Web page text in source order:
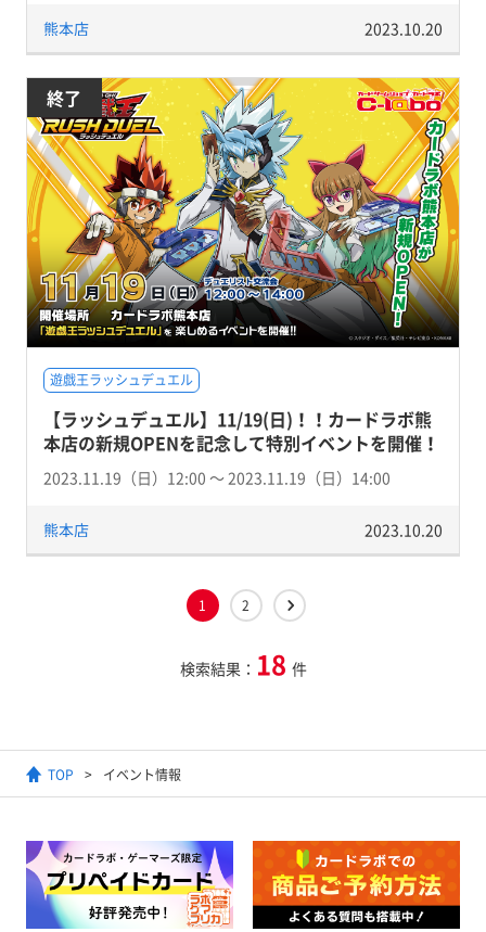
熊本店 2023.10.20
終了
遊戯王ラッシュデュエル
【ラッシュデュエル】11/19(日)！！カードラボ熊
本店の新規OPENを記念して特別イベントを開催！
2023.11.19（日）12:00 〜 2023.11.19（日）14:00
熊本店 2023.10.20
1 2
検索結果： 18 件
TOP イベント情報